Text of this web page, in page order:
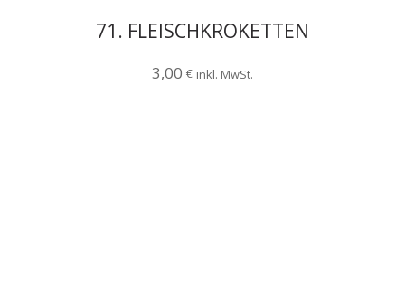
71. FLEISCHKROKETTEN
3,00 € inkl. MwSt.